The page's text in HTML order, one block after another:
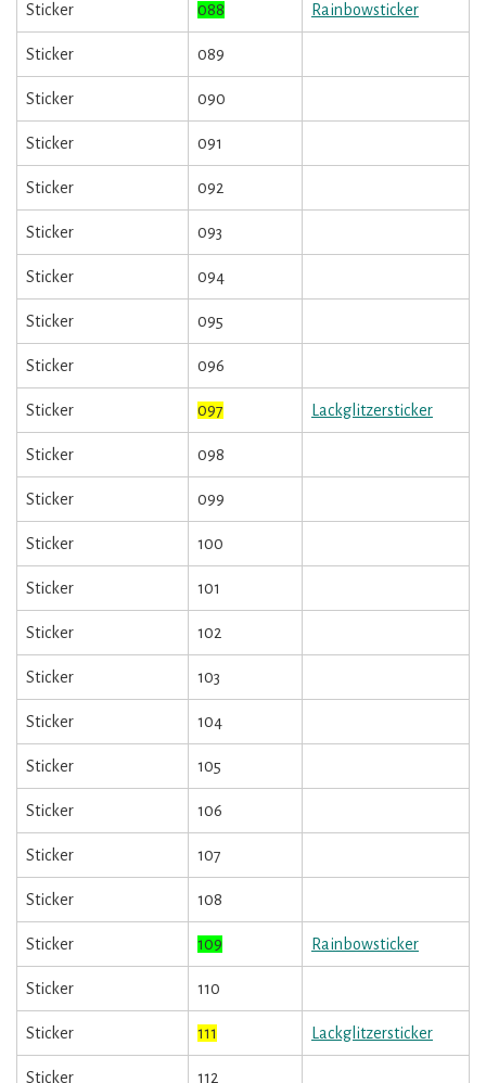
Sticker 088 Rainbowsticker
Sticker 089
Sticker 090
Sticker 091
Sticker 092
Sticker 093
Sticker 094
Sticker 095
Sticker 096
Sticker 097 Lackglitzersticker
Sticker 098
Sticker 099
Sticker 100
Sticker 101
Sticker 102
Sticker 103
Sticker 104
Sticker 105
Sticker 106
Sticker 107
Sticker 108
Sticker 109 Rainbowsticker
Sticker 110
Sticker 111 Lackglitzersticker
Sticker 112